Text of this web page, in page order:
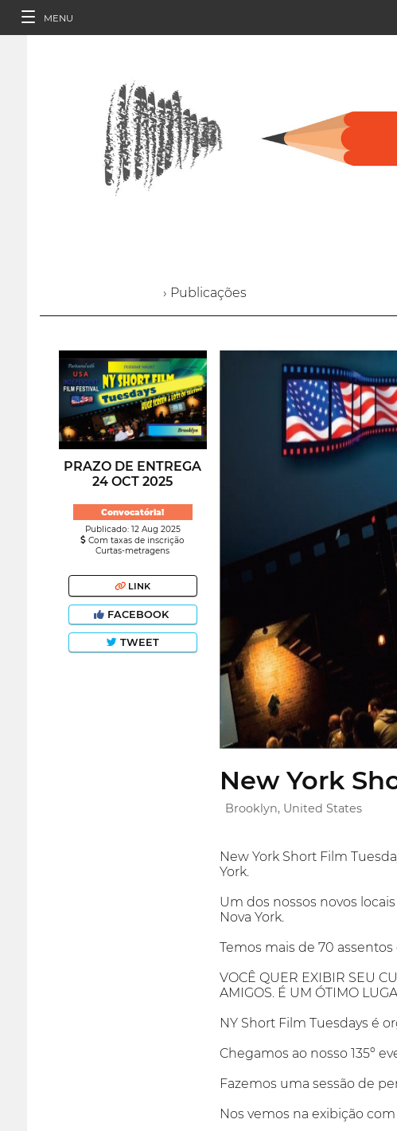
MENU
› Publicações
PRAZO DE ENTREGA
24 OCT 2025
Convocatória!
Publicado: 12 Aug 2025
Com taxas de inscrição
Curtas-metragens
LINK
FACEBOOK
TWEET
New York
Brooklyn, United States
New York Short Film
York.
Um dos nossos novos
Nova York.
Temos mais de 70
VOCÊ QUER EXIBIR SEU
AMIGOS. É UM ÓTIMO
NY Short Film Tuesdays é
Chegamos ao nosso 135º
Fazemos uma sessão de
Nos vemos na exibição